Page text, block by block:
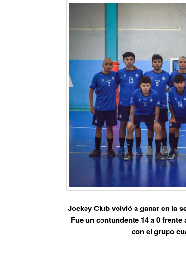
Jockey Club volvió a ganar en la
Fue un contundente 14 a 0
con el grupo